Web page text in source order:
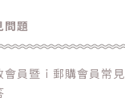
問題
會員暨ｉ郵購會員常見